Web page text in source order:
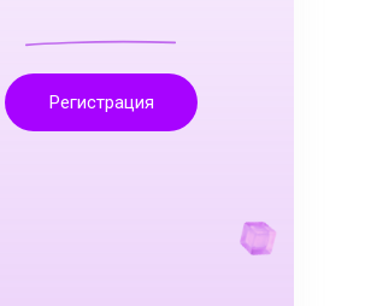
Регистрация